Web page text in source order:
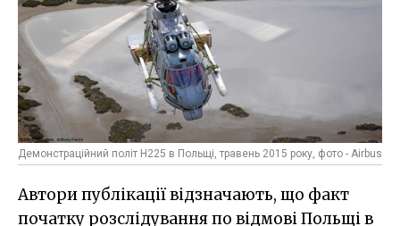
Демонстраційний політ H225 в Польщі, травень 2015 року, фото - Airbus
Автори публікації відзначають, що факт
початку розслідування по відмові Польщі в